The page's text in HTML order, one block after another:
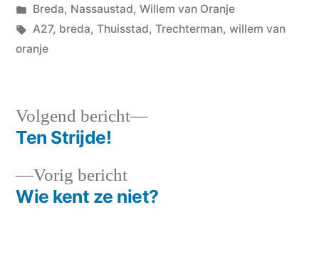
door
Geplaatst
in
Breda, Nassaustad, Willem van Oranje
Tags:
A27, breda, Thuisstad, Trechterman, willem van
oranje
Bericht
navigatie
Vorig berichtVorig
bericht:
Wie kent ze niet?
Volgend bericht
Volgend
Ten Strijde!